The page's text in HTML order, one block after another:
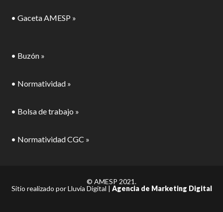
• Gaceta AMESP »
• Buzón »
• Normatividad »
• Bolsa de trabajo »
• Normatividad CGC »
© AMESP 2021.
Sitio realizado por Lluvia Digital | Agencia de Marketing Digital